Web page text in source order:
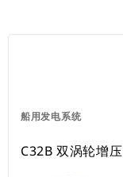
船用发电系统
C32B 双涡轮增压